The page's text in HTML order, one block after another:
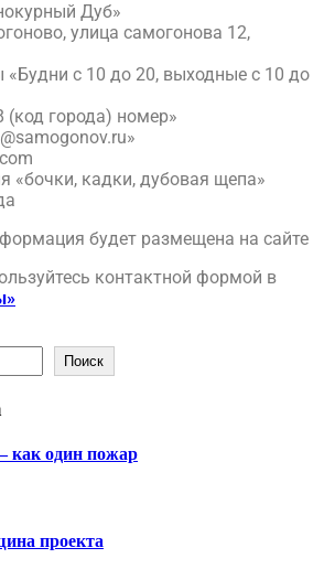
Дуб»
улица самогонова 12,
с 10 до 20, выходные с 10 до
(код города) номер»
«бочки, кадки, дубовая щепа»
будет размещена на сайте
контактной формой в
Поиск
как один пожар
проекта